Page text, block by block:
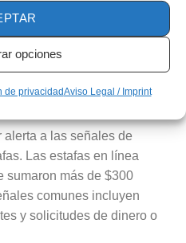
opciones
de privacidadAviso Legal / Imprint
Es aconsejable evitar
tu dirección, lugar de
que pueda identificarte
seguridad.
alerta a las señales de
Las estafas en línea
sumaron más de $300
comunes incluyen
y solicitudes de dinero o